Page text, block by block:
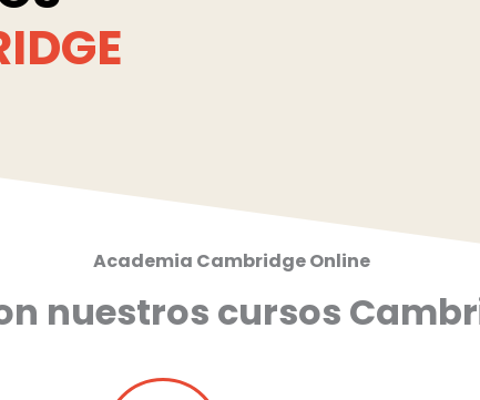
Academia Cambridge Online
nuestros cursos